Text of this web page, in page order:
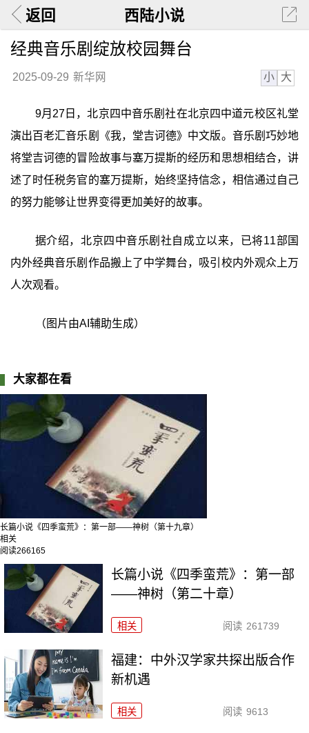
返回 西陆小说
经典音乐剧绽放校园舞台
2025-09-29 新华网 小 大
9月27日，北京四中音乐剧社在北京四中道元校区礼堂
演出百老汇音乐剧《我，堂吉诃德》中文版。音乐剧巧妙地
将堂吉诃德的冒险故事与塞万提斯的经历和思想相结合，讲
述了时任税务官的塞万提斯，始终坚持信念，相信通过自己
的努力能够让世界变得更加美好的故事。
据介绍，北京四中音乐剧社自成立以来，已将11部国
内外经典音乐剧作品搬上了中学舞台，吸引校内外观众上万
人次观看。
（图片由AI辅助生成）
大家都在看
长篇小说《四季蛮荒》：第一部——神树（第十九章）
相关
阅读266165
长篇小说《四季蛮荒》：第一部
——神树（第二十章）
相关 阅读 261739
福建：中外汉学家共探出版合作
新机遇
相关 阅读 9613